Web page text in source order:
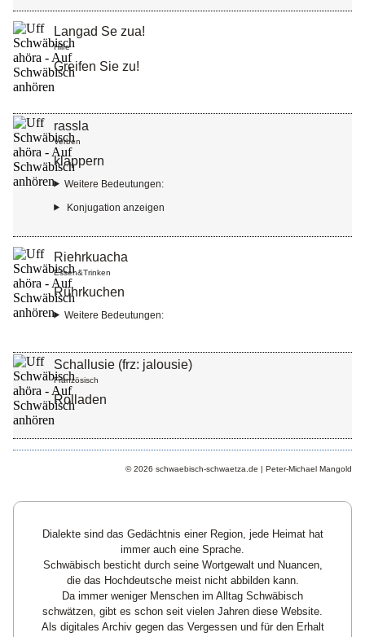
Langad Se zua!
Hilfe
Greifen Sie zu!
rassla
Verben
klappern
Weitere Bedeutungen:
Riehrkuacha
Essen&Trinken
Rührkuchen
Weitere Bedeutungen:
Schallusie (frz: jalousie)
Französisch
Rolladen
© 2026 schwaebisch-schwaetza.de | Peter-Michael Mangold
Dialekte sind das Gedächtnis einer Region, jede Heimat hat
immer auch eine Sprache.
Schwäbisch besticht durch seine Wortgewalt und Nuancen,
die das Hochdeutsche meist nicht abbilden kann.
Da immer weniger Menschen im Alltag Schwäbisch
schwätzen, gibt es schon seit vielen Jahren diese Website.
Als digitales Archiv gegen das Vergessen und für den Erhalt